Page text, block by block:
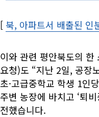
[ 북, 아파트서 배출된 인
이와 관련 평안북도의 한
요청)도 “지난 2일, 공장
초·고급중학교 학생 1인
주변 농장에 바치고 ‘퇴
전했습니다.